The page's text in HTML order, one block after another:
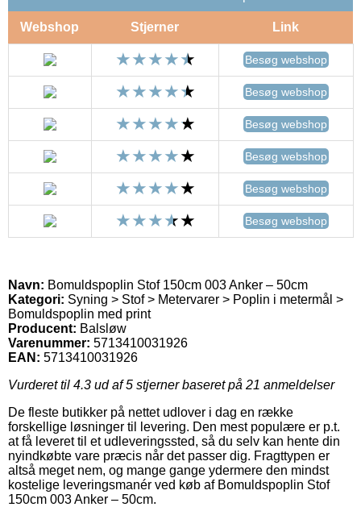
Webshop Stjerner Link
Besøg webshop
Besøg webshop
Besøg webshop
Besøg webshop
Besøg webshop
Besøg webshop
Navn: Bomuldspoplin Stof 150cm 003 Anker – 50cm
Kategori: Syning > Stof > Metervarer > Poplin i metermål >
Bomuldspoplin med print
Producent: Balsløw
Varenummer: 5713410031926
EAN: 5713410031926
Vurderet til 4.3 ud af 5 stjerner baseret på 21 anmeldelser
De fleste butikker på nettet udlover i dag en række
forskellige løsninger til levering. Den mest populære er p.t.
at få leveret til et udleveringssted, så du selv kan hente din
nyindkøbte vare præcis når det passer dig. Fragttypen er
altså meget nem, og mange gange ydermere den mindst
kostelige leveringsmanér ved køb af Bomuldspoplin Stof
150cm 003 Anker – 50cm.